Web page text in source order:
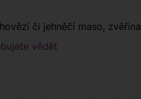
či jehněčí maso,
vědět